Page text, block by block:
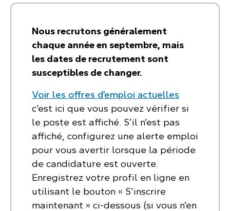
Nous recrutons généralement
chaque année en septembre, mais
les dates de recrutement sont
susceptibles de changer.
Voir les offres d’emploi actuelles
c’est ici que vous pouvez vérifier si
le poste est affiché. S’il n’est pas
affiché, configurez une alerte emploi
pour vous avertir lorsque la période
de candidature est ouverte.
Enregistrez votre profil en ligne en
utilisant le bouton « S’inscrire
maintenant » ci-dessous (si vous n’en